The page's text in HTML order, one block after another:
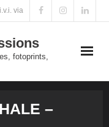
via
fotoprints,
–